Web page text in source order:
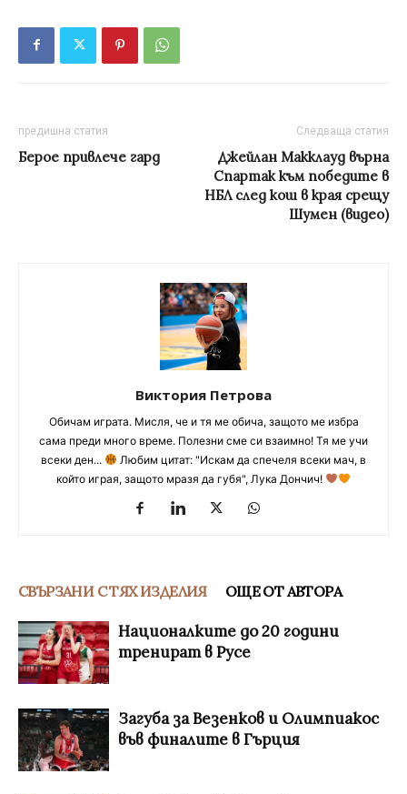
предишна статия
Берое привлече гард
Следваща статия
Джейлан Макклауд върна
Спартак към победите в
НБЛ след кош в края срещу
Шумен (видео)
Виктория Петрова
Обичам играта. Мисля, че и тя ме обича, защото ме избра
сама преди много време. Полезни сме си взаимно! Тя ме учи
всеки ден...
Любим цитат: "Искам да спечеля всеки мач, в
който играя, защото мразя да губя", Лука Дончич!
СВЪРЗАНИ С ТЯХ ИЗДЕЛИЯ ОЩЕ ОТ АВТОРА
Националките до 20 години
тренират в Русе
Загуба за Везенков и Олимпиакос
във финалите в Гърция